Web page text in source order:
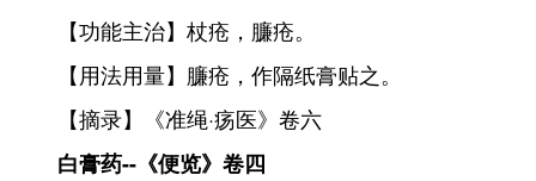
【功能主治】杖疮，臁疮。
【用法用量】臁疮，作隔纸膏贴之。
【摘录】《准绳·疡医》卷六
白膏药--《便览》卷四